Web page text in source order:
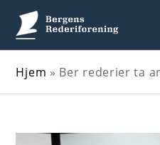
Hjem » Ber rederier ta